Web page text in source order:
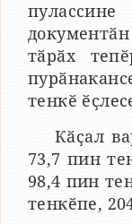
тӑрӑх
тенкӗ
Кӑҫал
73,7 пин
98,4 пин
тенкӗпе,